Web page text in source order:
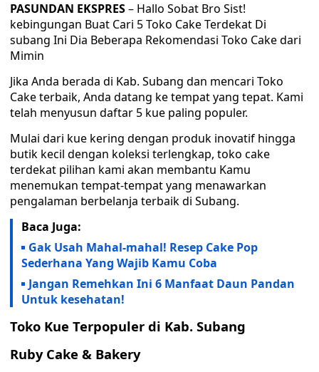
PASUNDAN EKSPRES– Hallo Sobat Bro Sist!
kebingungan Buat Cari 5 Toko Cake Terdekat Di
subang Ini Dia Beberapa Rekomendasi Toko Cake dari
Mimin
Jika Anda berada di Kab. Subang dan mencari Toko
Cake terbaik, Anda datang ke tempat yang tepat. Kami
telah menyusun daftar 5 kue paling populer.
Mulai dari kue kering dengan produk inovatif hingga
butik kecil dengan koleksi terlengkap, toko cake
terdekat pilihan kami akan membantu Kamu
menemukan tempat-tempat yang menawarkan
pengalaman berbelanja terbaik di Subang.
Baca Juga:
Gak Usah Mahal-mahal! Resep Cake Pop
Sederhana Yang Wajib Kamu Coba
Jangan Remehkan Ini 6 Manfaat Daun Pandan
Untuk kesehatan!
Toko Kue Terpopuler di Kab. Subang
Ruby Cake & Bakery